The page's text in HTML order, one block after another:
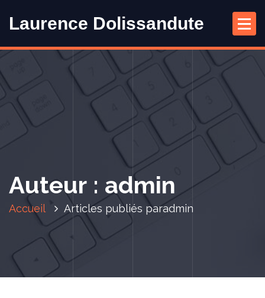
e
a
u
Laurence Dolissandute
Auteur : admin
Accueil Articles publiés paradmin